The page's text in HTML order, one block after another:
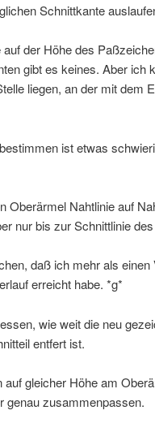
Schnittkante
auf der Höhe des
gibt es keines. Aber ich
liegen, an der mit dem
ist etwas
Oberärmel Nahtlinie auf
nur bis zur Schnittlinie
daß ich mehr als
erreicht habe. *g*
wie weit die neu
entfert ist.
gleicher Höhe am
genau zusammenpassen.